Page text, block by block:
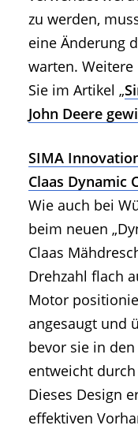
zu werden,
eine Änderung
warten.
Sie im Artikel „
John Deere
SIMA
Claas Dynamic
Wie auch bei
beim neuen
Claas
Drehzahl flach
Motor
angesaugt und
bevor sie in
entweicht
Dieses Design
effektiven